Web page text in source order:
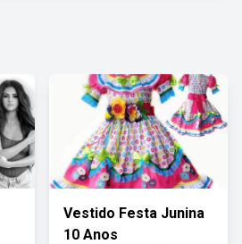
Vestido Festa Junina
10 Anos